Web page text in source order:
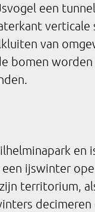
een
van
bomen
en
ijswinter
territorium,